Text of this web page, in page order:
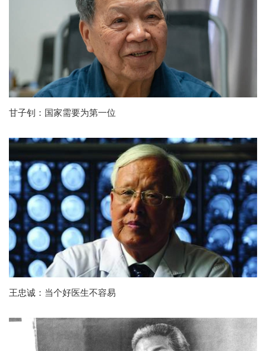
甘子钊：国家需要为第一位
王忠诚：当个好医生不容易